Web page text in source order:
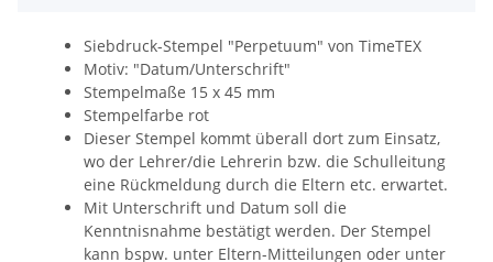
Siebdruck-Stempel "Perpetuum" von TimeTEX
Motiv: "Datum/Unterschrift"
Stempelmaße 15 x 45 mm
Stempelfarbe rot
Dieser Stempel kommt überall dort zum Einsatz,
wo der Lehrer/die Lehrerin bzw. die Schulleitung
eine Rückmeldung durch die Eltern etc. erwartet.
Mit Unterschrift und Datum soll die
Kenntnisnahme bestätigt werden. Der Stempel
kann bspw. unter Eltern-Mitteilungen oder unter